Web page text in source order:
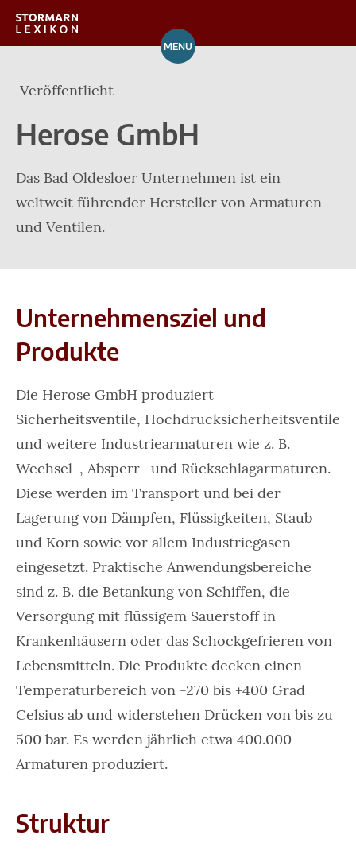
MENU
Über das Lexikon
Mitarbeit
Veröffentlicht
Herose GmbH
Das Bad Oldesloer Unternehmen ist ein
weltweit führender Hersteller von Armaturen
und Ventilen.
Unternehmensziel und
Produkte
Die Herose GmbH produziert
Sicherheitsventile, Hochdrucksicherheitsventile
und weitere Industriearmaturen wie z. B.
Wechsel-, Absperr- und Rückschlagarmaturen.
Diese werden im Transport und bei der
Lagerung von Dämpfen, Flüssigkeiten, Staub
und Korn sowie vor allem Industriegasen
eingesetzt. Praktische Anwendungsbereiche
sind z. B. die Betankung von Schiffen, die
Versorgung mit flüssigem Sauerstoff in
Krankenhäusern oder das Schockgefrieren von
Lebensmitteln. Die Produkte decken einen
Temperaturbereich von -270 bis +400 Grad
Celsius ab und widerstehen Drücken von bis zu
500 bar. Es werden jährlich etwa 400.000
Armaturen produziert.
Struktur